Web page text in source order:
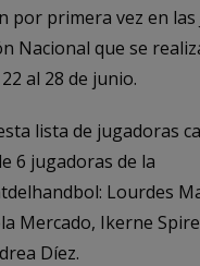
por primera vez en las
Nacional que se
al 28 de junio.
lista de jugadoras
6 jugadoras de la
Lourdes
Mercado, Ikerne
Díez.